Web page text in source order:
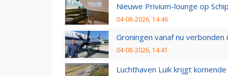
Nieuwe Privium-lounge op
04-08-2026, 14:46
Groningen vanaf nu
04-08-2026, 14:41
Luchthaven Luik krijgt